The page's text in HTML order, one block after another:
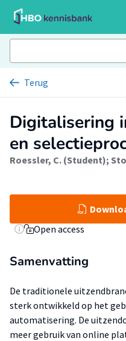
Terug
Digitalisering
en
Roessler, C. (Student);
Open access
Samenvatting
De traditionele
sterk ontwikkeld op het
automatisering. De
meer gebruik van online